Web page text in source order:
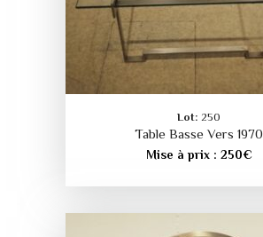
Lot: 250
Table Basse Vers 1970
Mise à prix : 250€